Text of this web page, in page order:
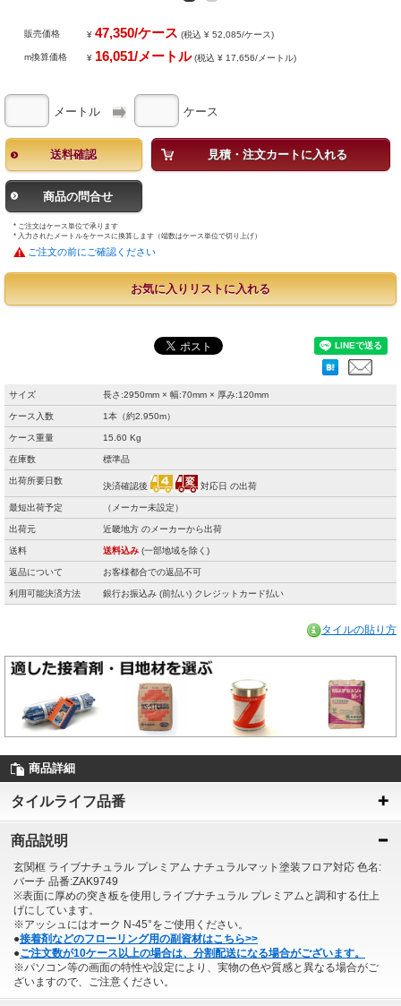
販売価格 ¥47,350/ケース (税込 ¥ 52,085/ケース)
m換算価格 ¥ 16,051/メートル(税込 ¥ 17,656/メートル)
メートル ケース
送料確認 見積・注文カートに入れる
商品の問合せ
* ご注文はケース単位で承ります
* 入力されたメートルをケースに換算します（端数はケース単位で切り上げ）
ご注文の前にご確認ください
お気に入りリストに入れる
サイズ 長さ:2950mm × 幅:70mm × 厚み:120mm
ケース入数 1本（約2.950m）
ケース重量 15.60 Kg
在庫数 標準品
出荷所要日数
決済確認後 対応日 の出荷
最短出荷予定 （メーカー未設定）
出荷元 近畿地方 のメーカーから出荷
送料 送料込み (一部地域を除く)
返品について お客様都合での返品不可
利用可能決済方法 銀行お振込み (前払い) クレジットカード払い
タイルの貼り方
商品詳細
タイルライフ品番
商品説明
玄関框 ライブナチュラル プレミアム ナチュラルマット塗装フロア対応 色名:
バーチ 品番:ZAK9749
※表面に厚めの突き板を使用しライブナチュラル プレミアムと調和する仕上
げにしています。
※アッシュにはオーク N-45°をご使用ください。
●接着剤などのフローリング用の副資材はこちら>>
●ご注文数が10ケース以上の場合は、分割配送になる場合がございます。
※パソコン等の画面の特性や設定により、実物の色や質感と異なる場合がご
ざいますので、ご注意ください。